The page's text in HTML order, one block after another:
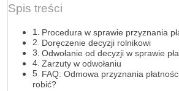
Spis treści
Procedura w sprawie przyznania
Doręczenie decyzji rolnikowi
Odwołanie od decyzji w sprawie
Zarzuty w odwołaniu
FAQ: Odmowa przyznania
robić?